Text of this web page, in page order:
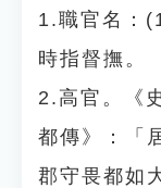
1.職官名：
時指督撫。
2.高官。《
都傳》：「
郡守畏都如